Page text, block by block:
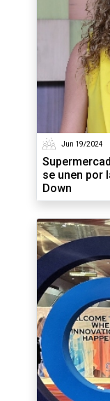
Jun 19/2024
se unen por
Down